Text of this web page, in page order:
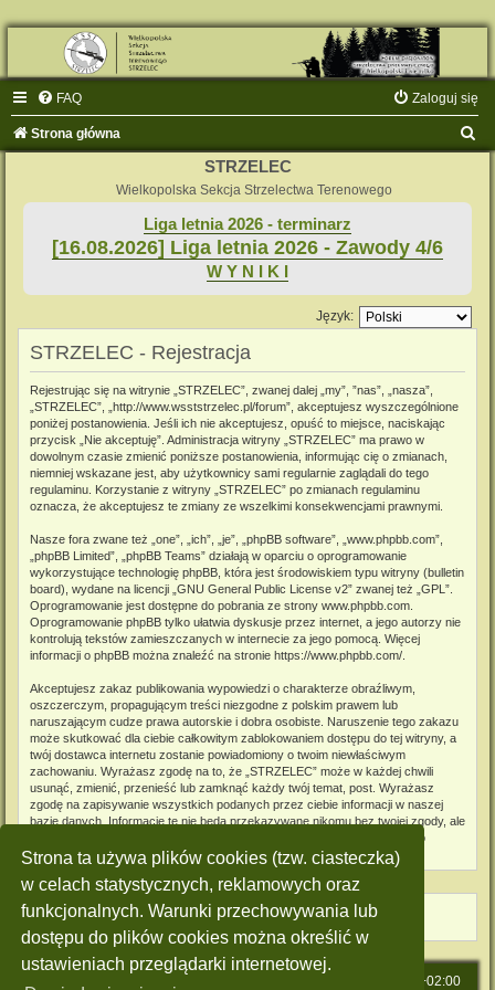
Strona ta używa plików cookies (tzw. ciasteczka)
w celach statystycznych, reklamowych oraz
funkcjonalnych. Warunki przechowywania lub
dostępu do plików cookies można określić w
ustawieniach przeglądarki internetowej.
FAQ Zaloguj się
Strona główna
STRZELEC
Wielkopolska Sekcja Strzelectwa Terenowego
Liga letnia 2026 - terminarz
[16.08.2026] Liga letnia 2026 - Zawody 4/6
W Y N I K I
Język:
STRZELEC - Rejestracja
Rejestrując się na witrynie „STRZELEC”, zwanej dalej „my”, ”nas”, „nasza”,
„STRZELEC”, „http://www.wsststrzelec.pl/forum”, akceptujesz wyszczególnione
poniżej postanowienia. Jeśli ich nie akceptujesz, opuść to miejsce, naciskając
przycisk „Nie akceptuję”. Administracja witryny „STRZELEC” ma prawo w
dowolnym czasie zmienić poniższe postanowienia, informując cię o zmianach,
niemniej wskazane jest, aby użytkownicy sami regularnie zaglądali do tego
regulaminu. Korzystanie z witryny „STRZELEC” po zmianach regulaminu
oznacza, że akceptujesz te zmiany ze wszelkimi konsekwencjami prawnymi.
Nasze fora zwane też „one”, „ich”, „je”, „phpBB software”, „www.phpbb.com”,
„phpBB Limited”, „phpBB Teams” działają w oparciu o oprogramowanie
wykorzystujące technologię phpBB, która jest środowiskiem typu witryny (bulletin
board), wydane na licencji „ GNU General Public License v2” zwanej też „GPL”.
Oprogramowanie jest dostępne do pobrania ze strony www.phpbb.com
Oprogramowanie phpBB tylko ułatwia dyskusje przez internet, a jego autorzy nie
kontrolują tekstów zamieszczanych w internecie za jego pomocą. Więcej
informacji o phpBB można znaleźć na stronie https://www.phpbb.com/
Akceptujesz zakaz publikowania wypowiedzi o charakterze obraźliwym,
oszczerczym, propagującym treści niezgodne z polskim prawem lub
naruszającym cudze prawa autorskie i dobra osobiste. Naruszenie tego zakazu
może skutkować dla ciebie całkowitym zablokowaniem dostępu do tej witryny, a
twój dostawca internetu zostanie powiadomiony o twoim niewłaściwym
zachowaniu. Wyrażasz zgodę na to, że „STRZELEC” może w każdej chwili
usunąć, zmienić, przenieść lub zamknąć każdy twój temat, post. Wyrażasz
zgodę na zapisywanie wszystkich podanych przez ciebie informacji w naszej
bazie danych. Informacje te nie będą przekazywane nikomu bez twojej zgody, ale
ani „STRZELEC”, ani phpBB nie ponosi odpowiedzialności za włamania do
witryny, podczas których może dojść do kradzieży danych.
UTC+02:00